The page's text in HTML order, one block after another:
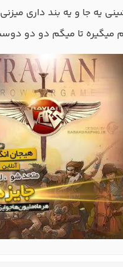
یه جا و یه بند داری
میگیره تا میگم دو دو